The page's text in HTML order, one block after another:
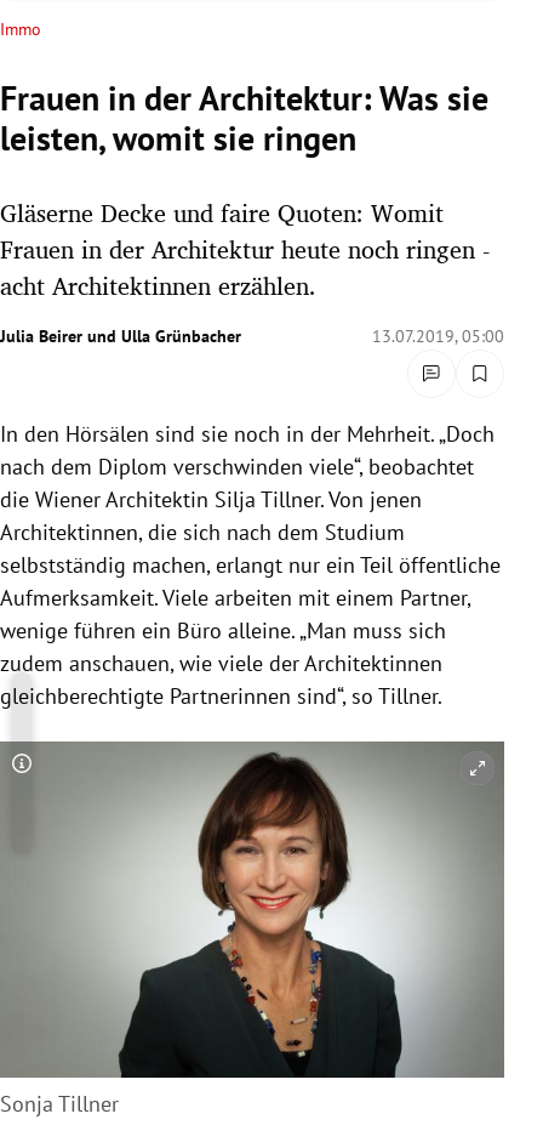
Untermenü
Untermenü
Untermenü
Untermenü
Untermenü
Untermenü
Untermenü
Immo
Frauen in der Architektur: Was sie
leisten, womit sie ringen
Gläserne Decke und faire Quoten: Womit
Frauen in der Architektur heute noch ringen -
acht Architektinnen erzählen.
Julia Beirer und Ulla Grünbacher 13.07.2019, 05:00
In den Hörsälen sind sie noch in der Mehrheit. „Doch
nach dem Diplom verschwinden viele“, beobachtet
die Wiener Architektin Silja Tillner. Von jenen
Architektinnen, die sich nach dem Studium
selbstständig machen, erlangt nur ein Teil öffentliche
Aufmerksamkeit. Viele arbeiten mit einem Partner,
wenige führen ein Büro alleine. „Man muss sich
zudem anschauen, wie viele der Architektinnen
gleichberechtigte Partnerinnen sind“, so Tillner.
Copyright-Hinweis öffnen/schließen
Sonja Tillner